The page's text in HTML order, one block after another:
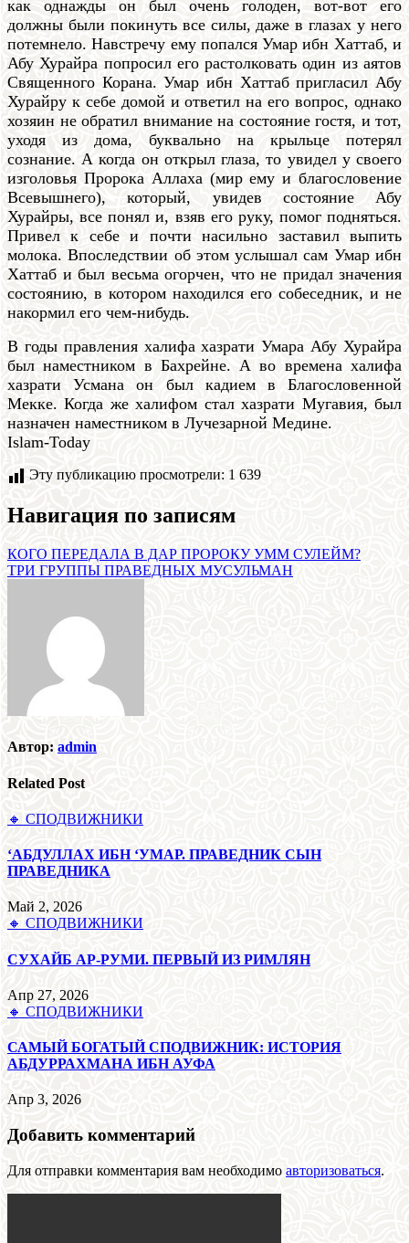
как однажды он был очень голоден, вот-вот его
должны были покинуть все силы, даже в глазах у него
потемнело. Навстречу ему попался Умар ибн Хаттаб, и
Абу Хурайра попросил его растолковать один из аятов
Священного Корана. Умар ибн Хаттаб пригласил Абу
Хурайру к себе домой и ответил на его вопрос, однако
хозяин не обратил внимание на состояние гостя, и тот,
уходя из дома, буквально на крыльце потерял
сознание. А когда он открыл глаза, то увидел у своего
изголовья Пророка Аллаха (мир ему и благословение
Всевышнего), который, увидев состояние Абу
Хурайры, все понял и, взяв его руку, помог подняться.
Привел к себе и почти насильно заставил выпить
молока. Впоследствии об этом услышал сам Умар ибн
Хаттаб и был весьма огорчен, что не придал значения
состоянию, в котором находился его собеседник, и не
накормил его чем-нибудь.
В годы правления халифа хазрати Умара Абу Хурайра
был наместником в Бахрейне. А во времена халифа
хазрати Усмана он был кадием в Благословенной
Мекке. Когда же халифом стал хазрати Мугавия, был
назначен наместником в Лучезарной Медине.
Islam-Today
Эту публикацию просмотрели: 1 639
Навигация по записям
КОГО ПЕРЕДАЛА В ДАР ПРОРОКУ УММ СУЛЕЙМ?
ТРИ ГРУППЫ ПРАВЕДНЫХ МУСУЛЬМАН
Автор: admin
Related Post
🔸 СПОДВИЖНИКИ
‘АБДУЛЛАХ ИБН ‘УМАР. ПРАВЕДНИК СЫН
ПРАВЕДНИКА
Май 2, 2026
🔸 СПОДВИЖНИКИ
СУХАЙБ АР-РУМИ. ПЕРВЫЙ ИЗ РИМЛЯН
Апр 27, 2026
🔸 СПОДВИЖНИКИ
САМЫЙ БОГАТЫЙ СПОДВИЖНИК: ИСТОРИЯ
АБДУРРАХМАНА ИБН АУФА
Апр 3, 2026
Добавить комментарий
Для отправки комментария вам необходимо авторизоваться.